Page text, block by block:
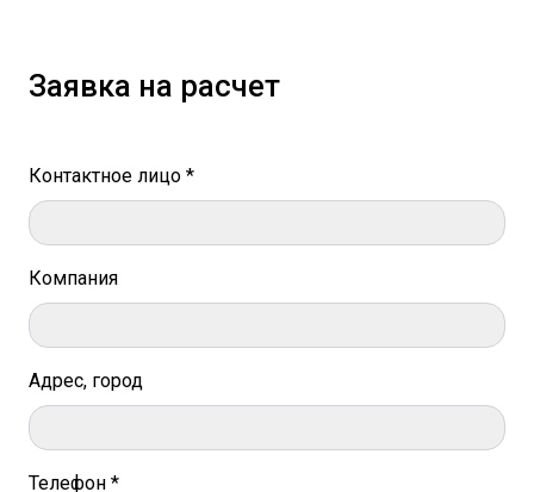
Заявка на расчет
Контактное лицо *
Компания
Адрес, город
Телефон *